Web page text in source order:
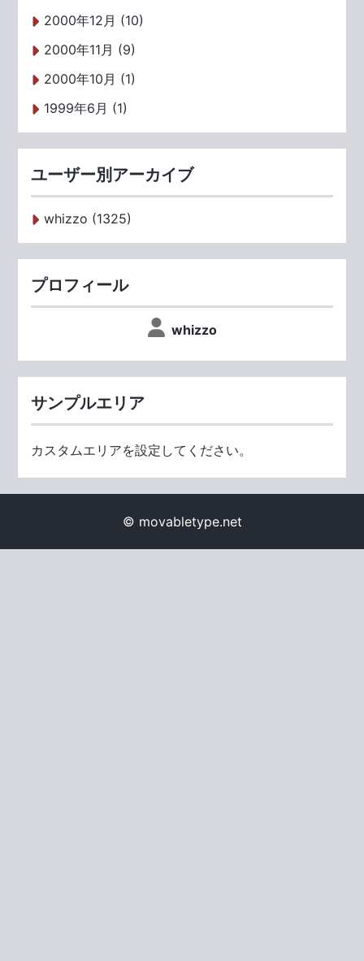
2000年12月 (10)
2000年11月 (9)
2000年10月 (1)
1999年6月 (1)
ユーザー別アーカイブ
whizzo (1325)
プロフィール
whizzo
サンプルエリア
カスタムエリアを設定してください。
© movabletype.net